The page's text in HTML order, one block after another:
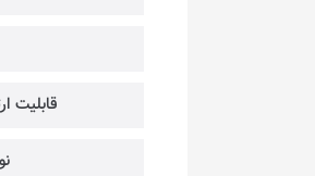
قابلیت